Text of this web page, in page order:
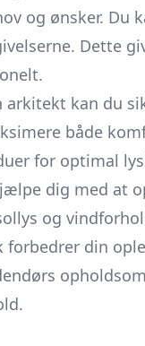
og ønsker. Du
Dette
kan du
både
for optimal
dig med at
og
din